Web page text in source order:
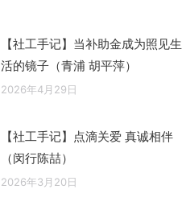
【社工手记】当补助金成为照见生
活的镜子（青浦 胡平萍）
2026年4月29日
【社工手记】点滴关爱 真诚相伴
（闵行陈喆）
2026年3月20日